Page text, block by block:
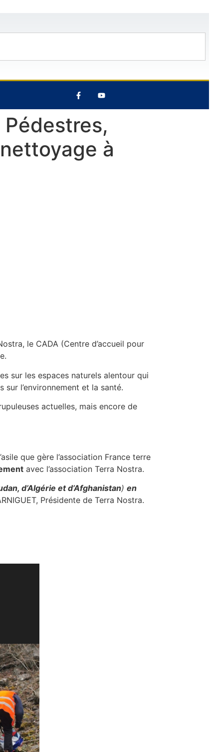
à
le CADA (Centre d’accueil pour
sur les espaces naturels alentour qui
l’environnement et la santé.
actuelles, mais encore de
que gère l’association France terre
avec l’association Terra Nostra.
d’Algérie et d’Afghanistan) en
Présidente de Terra Nostra.